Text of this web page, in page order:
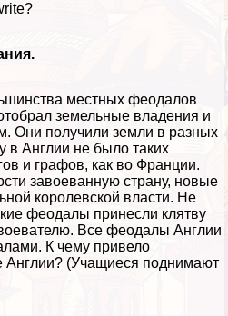
местных феодалов
земельные владения и
Они получили земли в разных
в Англии не было таких
и графов, как во Франции.
завоеванную страну, новые
королевской власти. Не
феодалы принесли клятву
Все феодалы Англии
К чему привело
Англии? (Учащиеся поднимают